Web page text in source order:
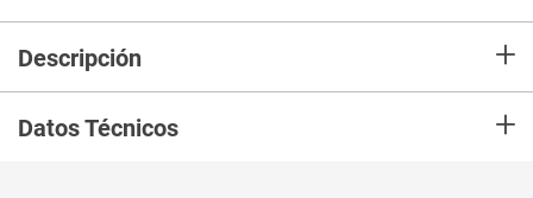
Descripción +
salchicha de pollo perfecta para preparar mejor tus recetas, con todo el
sabor y la calidad de Zenú.
Datos Técnicos +